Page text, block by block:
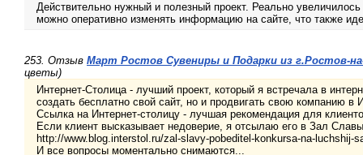
Действительно нужный и полезный проект. Реально
можно оперативно изменять информацию на сайте, что также
253. Отзыв Март Ростов Сувениры и Подарки из г.Ростов-
цветы)
Интернет-Столица - лучший проект, который я встречала в
создать бесплатно свой сайт, но и продвигать свою компанию в
Ссылка на Интернет-столицу - лучшая рекомендация для
Если клиент высказывает недоверие, я отсылаю его в Зал
http://www.blog.interstol.ru/zal-slavy-pobeditel-konkursa-na-luchshij-
И все вопросы моментально снимаются...